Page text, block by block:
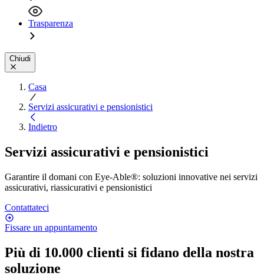
Trasparenza
Chiudi
Casa
Servizi assicurativi e pensionistici
Indietro
Servizi assicurativi e pensionistici
Garantire il domani con Eye-Able®: soluzioni innovative nei servizi
assicurativi, riassicurativi e pensionistici
Contattateci
Fissare un appuntamento
Più di 10.000 clienti si fidano della nostra
soluzione